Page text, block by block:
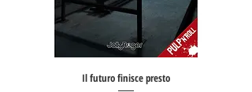
Il futuro finisce presto